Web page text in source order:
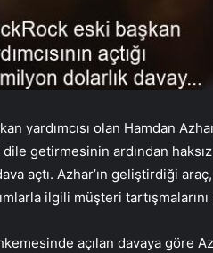
yardımcısı olan Hamdan
getirmesinin ardından
açtı. Azhar’ın geliştirdiği
ilgili müşteri
açılan davaya göre